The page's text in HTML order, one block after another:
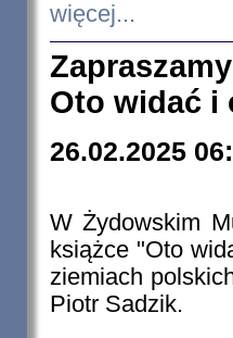
więcej...
Oto widać i
26.02.2025
W Żydowskim
książce "Oto
ziemiach
Piotr Sadzik.